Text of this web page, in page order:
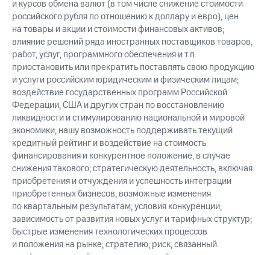
и курсов обмена валют (в том числе снижение стоимости
российского рубля по отношению к доллару и евро), цен
на товары и акции и стоимости финансовых активов;
влияние решений ряда иностранных поставщиков товаров,
работ, услуг, программного обеспечения и т.п.
приостановить или прекратить поставлять свою продукцию
и услуги российским юридическим и физическим лицам;
воздействие государственных программ Российской
Федерации, США и других стран по восстановлению
ликвидности и стимулированию национальной и мировой
экономики; нашу возможность поддерживать текущий
кредитный рейтинг и воздействие на стоимость
финансирования и конкурентное положение, в случае
снижения такового; стратегическую деятельность, включая
приобретения и отчуждения и успешность интеграции
приобретенных бизнесов; возможные изменения
по квартальным результатам; условия конкуренции;
зависимость от развития новых услуг и тарифных структур;
быстрые изменения технологических процессов
и положения на рынке; стратегию; риск, связанный